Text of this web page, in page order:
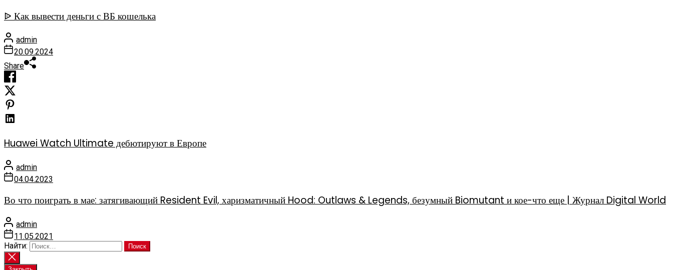
ᐉ Как вывести деньги с ВБ кошелька
admin
20.09.2024
Share
Huawei Watch Ultimate дебютируют в Европе
admin
04.04.2023
Во что поиграть в мае: затягивающий Resident Evil, харизматичный Hood: Outlaws & Legends, безумный Biomutant и кое-что еще | Журнал Digital World
admin
11.05.2021
Найти: